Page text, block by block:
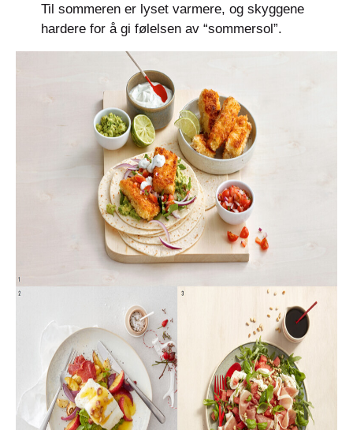
Til sommeren er lyset varmere, og skyggene
hardere for å gi følelsen av “sommersol”.